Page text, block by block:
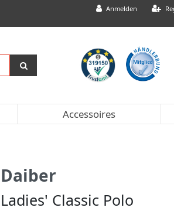
Anmelden
Accessoires
Daiber
Ladies' Classic Polo